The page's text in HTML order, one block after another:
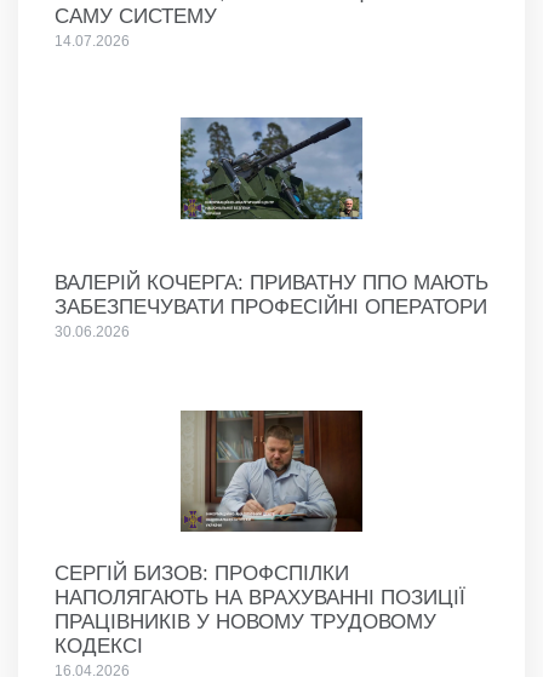
САМУ СИСТЕМУ
14.07.2026
ВАЛЕРІЙ КОЧЕРГА: ПРИВАТНУ ППО МАЮТЬ
ЗАБЕЗПЕЧУВАТИ ПРОФЕСІЙНІ ОПЕРАТОРИ
30.06.2026
СЕРГІЙ БИЗОВ: ПРОФСПІЛКИ
НАПОЛЯГАЮТЬ НА ВРАХУВАННІ ПОЗИЦІЇ
ПРАЦІВНИКІВ У НОВОМУ ТРУДОВОМУ
КОДЕКСІ
16.04.2026